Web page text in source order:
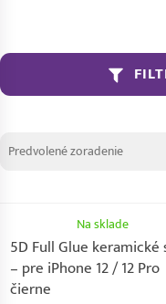
Zoradenie produktov
Sort content
Sort content
Na sklade
5D Full Glue keramické
– pre iPhone 12 / 12 Pro
čierne